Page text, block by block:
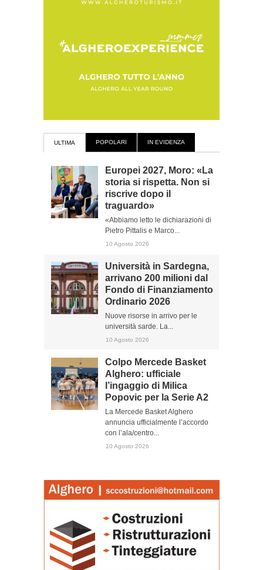
ULTIMA POPOLARI IN EVIDENZA
Europei 2027, Moro: «La
storia si rispetta. Non si
riscrive dopo il
traguardo»
«Abbiamo letto le dichiarazioni di
Pietro Pittalis e Marco...
10 Agosto 2026
Università in Sardegna,
arrivano 200 milioni dal
Fondo di Finanziamento
Ordinario 2026
Nuove risorse in arrivo per le
università sarde. La...
10 Agosto 2026
Colpo Mercede Basket
Alghero: ufficiale
l’ingaggio di Milica
Popovic per la Serie A2
La Mercede Basket Alghero
annuncia ufficialmente l’accordo
con l’ala/centro...
10 Agosto 2026